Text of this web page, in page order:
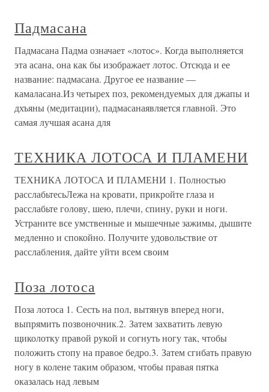
Падмасана
Падмасана Падма означает «лотос». Когда выполняется
эта асана, она как бы изображает лотос. Отсюда и ее
название: падмасана. Другое ее название —
камаласана.Из четырех поз, рекомендуемых для джапы и
дхъяны (медитации), падмасанаявляется главной. Это
самая лучшая асана для
ТЕХНИКА ЛОТОСА И ПЛАМЕНИ
ТЕХНИКА ЛОТОСА И ПЛАМЕНИ 1. Полностью
расслабьтесьЛежа на кровати, прикройте глаза и
расслабьте голову, шею, плечи, спину, руки и ноги.
Устраните все умственные и мышечные зажимы, дышите
медленно и спокойно. Получите удовольствие от
расслабления, дайте уйти всем своим
Поза лотоса
Поза лотоса 1. Сесть на пол, вытянув вперед ноги,
выпрямить позвоночник.2. Затем захватить левую
щиколотку правой рукой и согнуть ногу так, чтобы
положить стопу на правое бедро.3. Затем сгибать правую
ногу в колене таким образом, чтобы правая пятка
оказалась над левым